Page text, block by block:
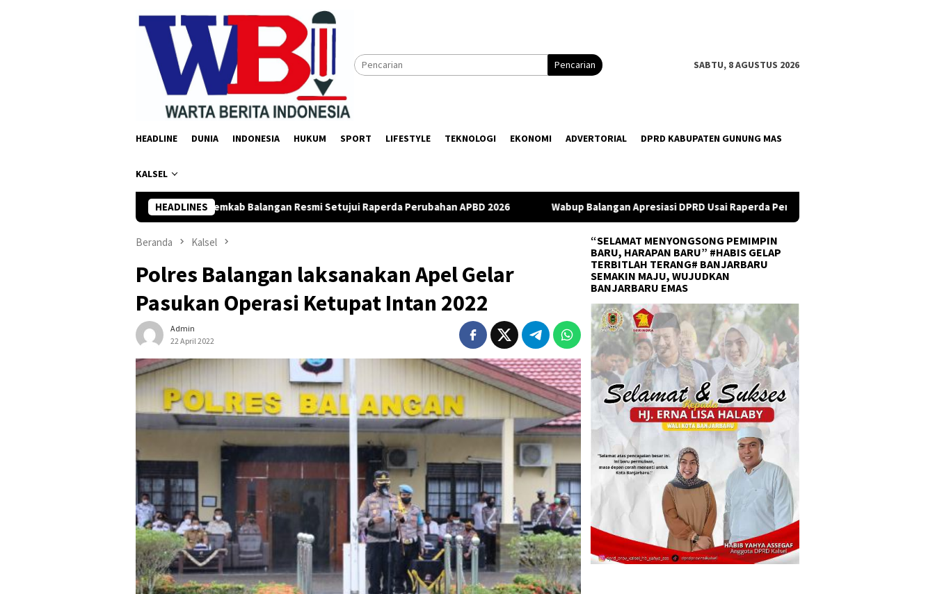
Pencarian SABTU, 8 AGUSTUS 2026
HEADLINE DUNIA INDONESIA HUKUM SPORT LIFESTYLE TEKNOLOGI EKONOMI ADVERTORIAL DPRD KABUPATEN GUNUNG MAS
KALSEL
HEADLINES
DPRD dan Pemkab Balangan Resmi Setujui Raperda Perubahan APBD 2026 Wabup Balangan Apresiasi DPRD Usai Raperda Perubahan APBD 2026 Resmi Disepakati
Beranda Kalsel
Polres Balangan laksanakan Apel Gelar
Pasukan Operasi Ketupat Intan 2022
Admin
22 April 2022
“SELAMAT MENYONGSONG PEMIMPIN
BARU, HARAPAN BARU” #HABIS GELAP
TERBITLAH TERANG# BANJARBARU
SEMAKIN MAJU, WUJUDKAN
BANJARBARU EMAS